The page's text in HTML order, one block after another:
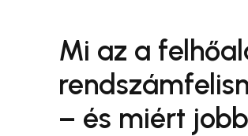
Mi az a
– és miért